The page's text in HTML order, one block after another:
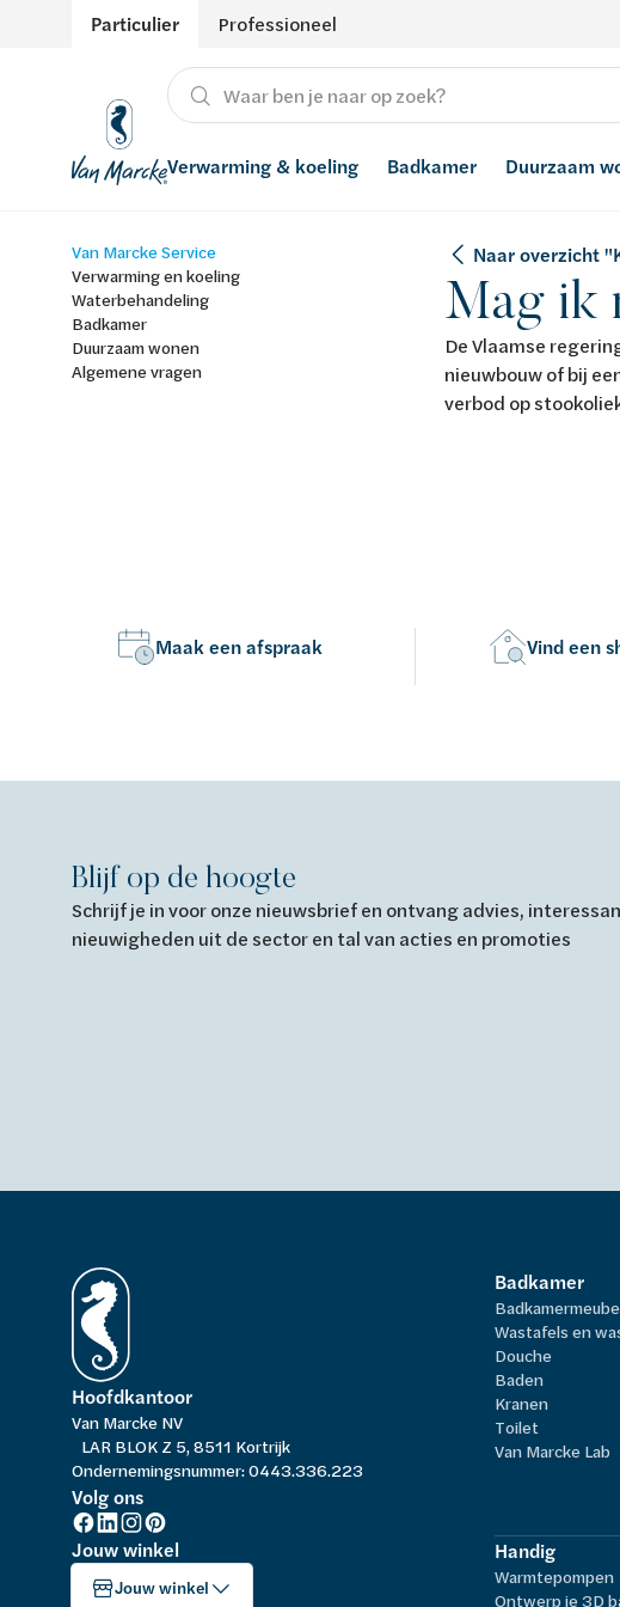
Particulier Professioneel
Verwarming & koeling
Verwarming
Koeling
Badkamer
Producten
Badkamers met richtprijs
Advies
Duurzaam
Hernieuwbare energie
Ventilatie
Regenwaterrecuperatie
Waterontharders
Waterfilters
Van Marcke Service
Verwarming en koeling
Waterbehandeling
Badkamer
Duurzaam wonen
Algemene vragen
Naar overzicht
Mag ik
De Vlaamse
nieuwbouw of bij
verbod op
Maak een afspraak Vind een
Blijf op de hoogte
Schrijf je in voor onze nieuwsbrief en ontvang advies,
nieuwigheden uit de sector en tal van acties en promoties
Hoofdkantoor
Van Marcke NV
LAR BLOK Z 5, 8511 Kortrijk
Ondernemingsnummer: 0443.336.223
Volg ons
Jouw winkel
Jouw winkel
Badkamer
Wastafels en
Douche
Baden
Kranen
Toilet
Van Marcke Lab
Handig
Warmtepompen
Ontwerp je 3D